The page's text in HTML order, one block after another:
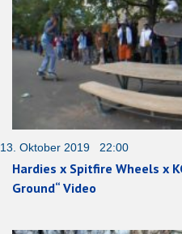
13. Oktober 2019 22:00
Hardies x Spitfire Wheels x
Ground“ Video